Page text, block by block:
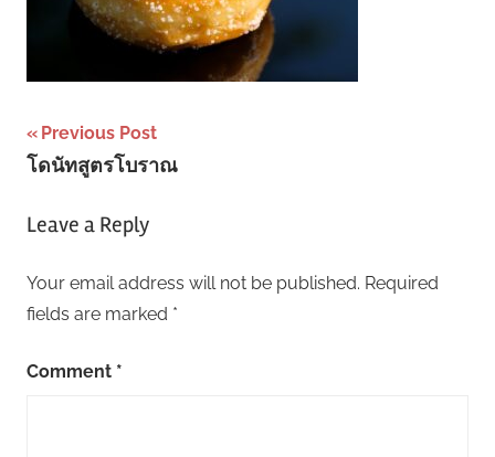
Post
navigation
Previous Post
โดนัทสูตรโบราณ
Leave a Reply
Your email address will not be published. Required
fields are marked *
Comment *